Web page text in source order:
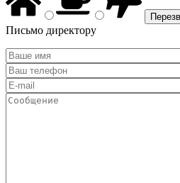
Письмо директору